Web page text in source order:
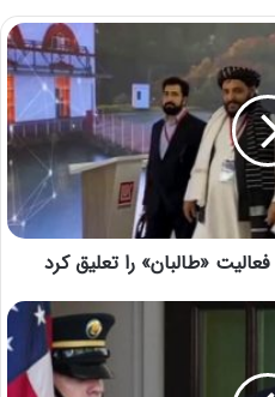
«طالبان» را تعلیق کرد